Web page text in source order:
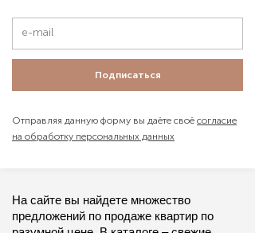
Подписаться
Отправляя данную форму вы даёте своё согласие
на обработку персональных данных
На сайте вы найдете множество
предложений по продаже квартир по